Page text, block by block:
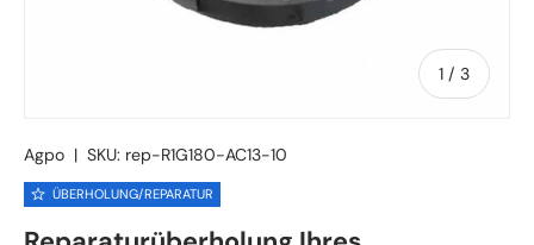
1 / von
3
Agpo | SKU: rep-R1G180-AC13-10
ÜBERHOLUNG/REPARATUR